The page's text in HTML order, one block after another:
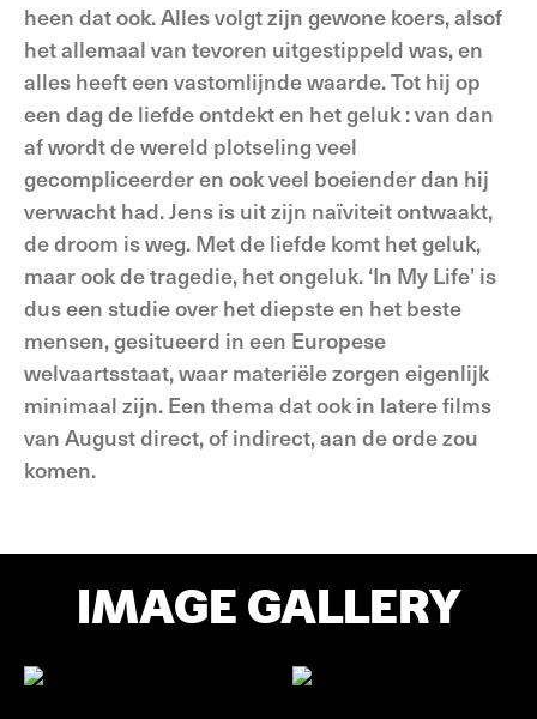
heen dat ook. Alles volgt zijn gewone koers, alsof
het allemaal van tevoren uitgestippeld was, en
alles heeft een vastomlijnde waarde. Tot hij op
een dag de liefde ontdekt en het geluk : van dan
af wordt de wereld plotseling veel
gecompliceerder en ook veel boeiender dan hij
verwacht had. Jens is uit zijn naïviteit ontwaakt,
de droom is weg. Met de liefde komt het geluk,
maar ook de tragedie, het ongeluk. ‘In My Life’ is
dus een studie over het diepste en het beste
mensen, gesitueerd in een Europese
welvaartsstaat, waar materiële zorgen eigenlijk
minimaal zijn. Een thema dat ook in latere films
van August direct, of indirect, aan de orde zou
komen.
IMAGE GALLERY